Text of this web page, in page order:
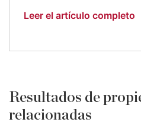
Leer el artículo completo
Resultados de
relacionadas